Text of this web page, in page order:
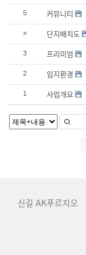
5 커뮤니티
» 단지배치도
3 프리미엄
2 입지환경
1 사업개요
신길 AK푸르지오